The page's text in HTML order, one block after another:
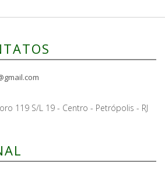
119 S/L 19 - Centro - Petrópolis - RJ